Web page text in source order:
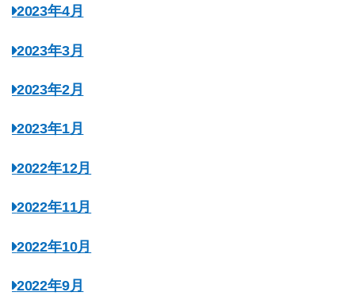
2023年4月
2023年3月
2023年2月
2023年1月
2022年12月
2022年11月
2022年10月
2022年9月